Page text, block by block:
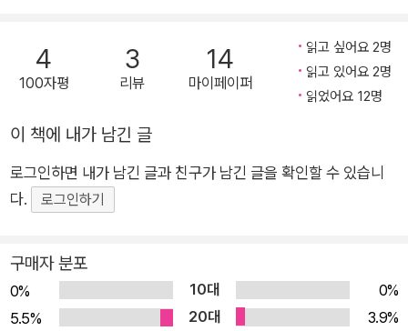
시 한 대가 갑작스럽게 도로 아래로 추락하는 사고가 발생한다.
뒷좌석에 탑승했던 한 쌍의 알바니아인 남녀가 사망하고, 택시 기
사는 혼수상태에 빠진다. 사고 경위에 대해 아무것도 확신할 수
에 비친 광경에 주의를 잃었던 것 같다는 진술을 할 뿐이다. 운전
기사의 눈을 멀게 할 만큼 충격적인, 두 연인을 죽음으로 이끈 백
미러 속 진실은 과연 무엇이었을까. 사건의 비밀을 풀기 위해 수
퍼즐을 맞추며 미궁에 빠진 사건과 두 남녀의 관계에 관한 치밀한
조서를 작성해나간다. 매년 유력한 노벨문학상 후보로 손꼽히며
2005년 제1회 맨부커 국제상을 수상한 세계적인 작가 이스마일
4
100자평
3
리뷰
14
마이페이퍼
읽고 싶어요 2명
읽고 있어요 2명
읽었어요 12명
이 책에 내가 남긴 글
로그인하면 내가 남긴 글과 친구가 남긴 글을 확인할 수 있습니
다.
로그인하기
구매자 분포
0% 10대
0%
5.5%
20대 3.9%